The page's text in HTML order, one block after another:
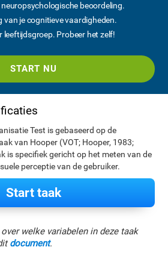
beoordeling.
van je cognitieve vaardigheden.
leeftijdsgroep. Probeer het zelf!
START NU
Test is gebaseerd op de
van Hooper (VOT; Hooper, 1983;
is specifiek gericht op het meten van de
perceptie van de gebruiker.
Start taak
welke variabelen in deze taak
document.